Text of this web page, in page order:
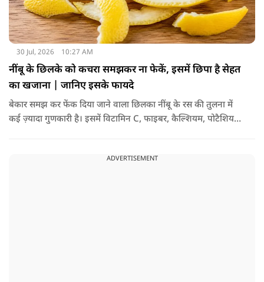
30 Jul, 2026 10:27 AM
नींबू के छिलके को कचरा समझकर ना फेकें, इसमें छिपा है सेहत
का खजाना | जानिए इसके फायदे
बेकार समझ कर फेंक दिया जाने वाला छिलका नींबू के रस की तुलना में
कई ज़्यादा गुणकारी है। इसमें विटामिन C, फाइबर, कैल्शियम, पोटैशियम
जाए तो ये आपकी सेहत के लिए किसी संजीवनी की तरह काम करता है।
ADVERTISEMENT